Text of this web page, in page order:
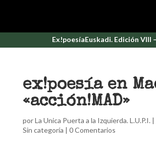
Ex!poesíaEuskadi. Edición VIII
ex!poesía en
«acción!MAD»
porLa Unica Puerta a la Izquierda. L.U.P.I. |
Sin categoría | 0 Comentarios